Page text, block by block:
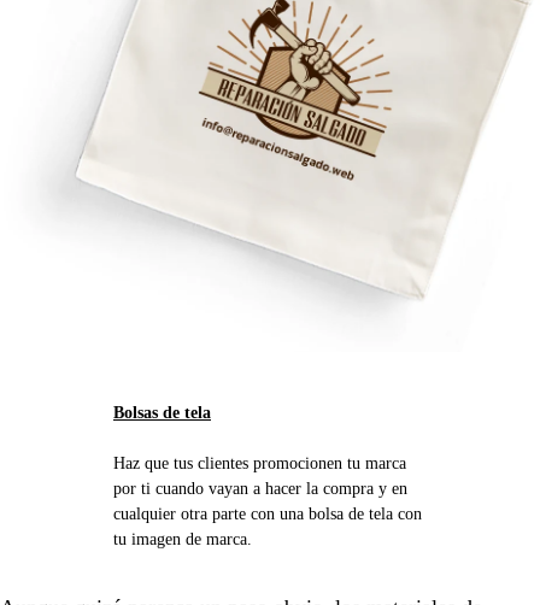
Bolsas de tela
Haz que tus clientes promocionen tu marca
por ti cuando vayan a hacer la compra y en
cualquier otra parte con una bolsa de tela con
tu imagen de marca.